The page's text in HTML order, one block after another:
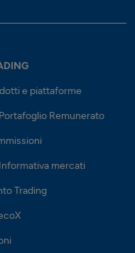
e piattaforme
Portafoglio Remunerato
Informativa mercati
Trading